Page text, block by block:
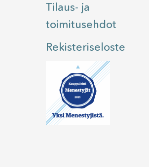
Tilaus- ja
toimitusehdot
Rekisteriseloste